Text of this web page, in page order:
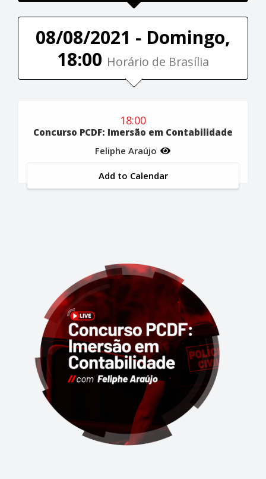
08/08/2021 - Domingo,
18:00 Horário de Brasília
18:00
Concurso PCDF: Imersão em Contabilidade
Feliphe Araújo
Add to Calendar